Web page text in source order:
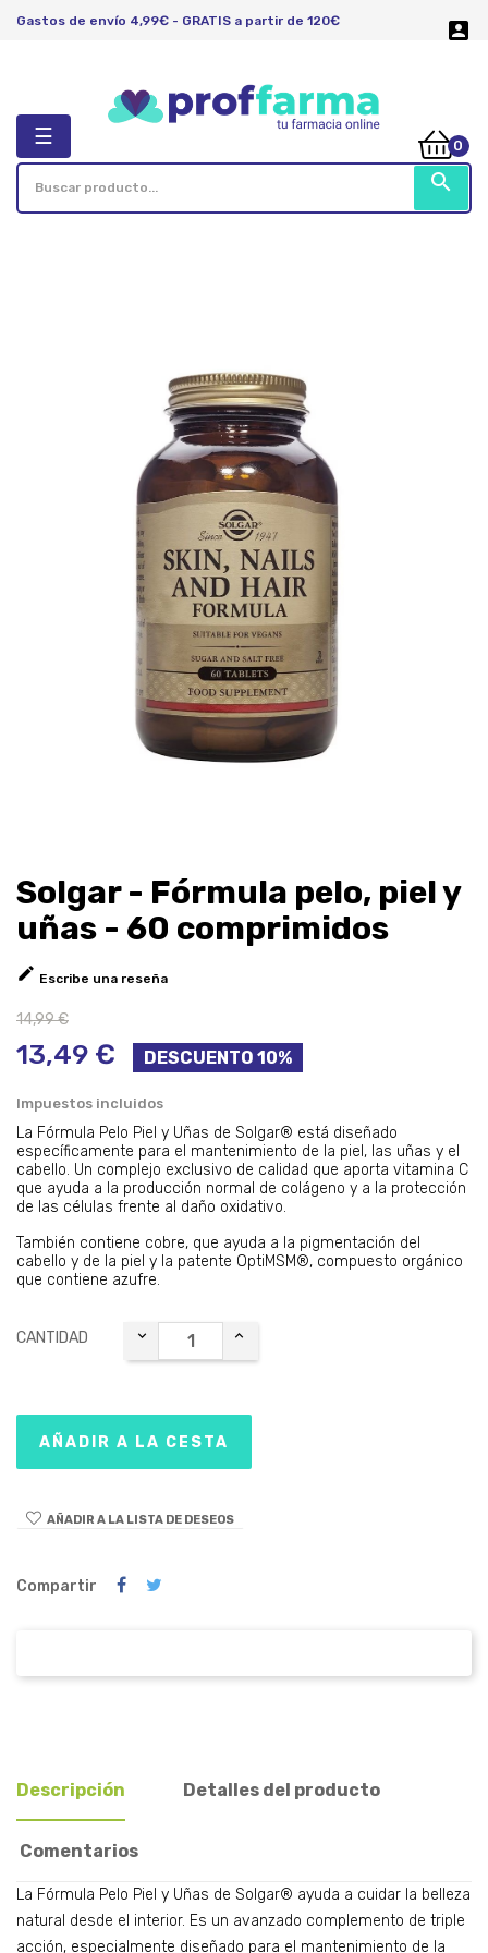
Gastos de envío 4,99€ - GRATIS a partir de 120€ 
search
Navegación
de
palanca
☰ 0
Solgar - Fórmula pelo, piel y
uñas - 60 comprimidos
 Escribe una reseña
14,99 €
13,49 € DESCUENTO 10%
Impuestos incluidos
La Fórmula Pelo Piel y Uñas de Solgar® está diseñado
específicamente para el mantenimiento de la piel, las uñas y el
cabello. Un complejo exclusivo de calidad que aporta vitamina C
que ayuda a la producción normal de colágeno y a la protección
de las células frente al daño oxidativo.
También contiene cobre, que ayuda a la pigmentación del
cabello y de la piel y la patente OptiMSM®, compuesto orgánico
que contiene azufre.
CANTIDAD
AÑADIR A LA CESTA
AÑADIR A LA LISTA DE DESEOS
Compartir
Descripción Detalles del producto
Comentarios
La Fórmula Pelo Piel y Uñas de Solgar® ayuda a cuidar la belleza
natural desde el interior. Es un avanzado complemento de triple
acción, especialmente diseñado para el mantenimiento de la